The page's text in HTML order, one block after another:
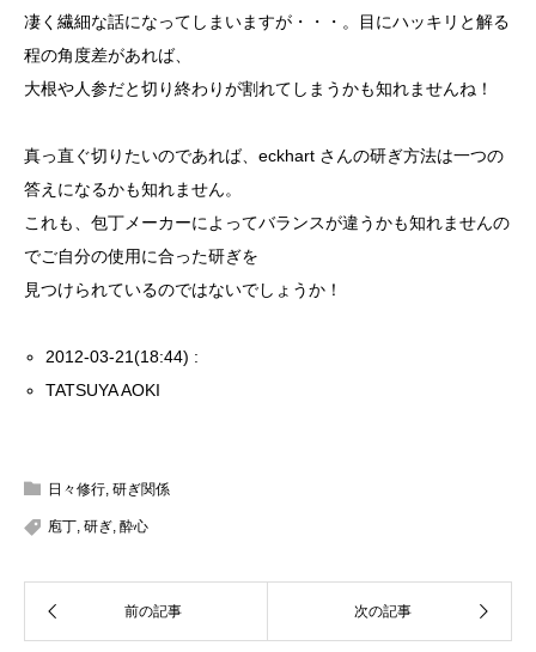
凄く繊細な話になってしまいますが・・・。目にハッキリと解る
程の角度差があれば、
大根や人参だと切り終わりが割れてしまうかも知れませんね！
真っ直ぐ切りたいのであれば、eckhart さんの研ぎ方法は一つの
答えになるかも知れません。
これも、包丁メーカーによってバランスが違うかも知れませんの
でご自分の使用に合った研ぎを
見つけられているのではないでしょうか！
2012-03-21(18:44) :
TATSUYA AOKI
日々修行, 研ぎ関係
庖丁, 研ぎ, 酔心